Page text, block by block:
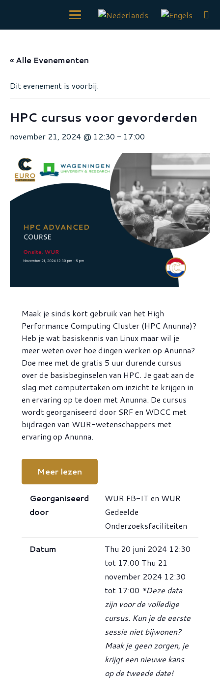
« Alle Evenementen
Dit evenement is voorbij.
HPC cursus voor gevorderden
november 21, 2024 @ 12:30 - 17:00
Maak je sinds kort gebruik van het High
Performance Computing Cluster (HPC Anunna)?
Heb je wat basiskennis van Linux maar wil je
meer weten over hoe dingen werken op Anunna?
Doe mee met de gratis 5 uur durende cursus
over de basisbeginselen van HPC. Je gaat aan de
slag met computertaken om inzicht te krijgen in
en ervaring op te doen met Anunna. De cursus
wordt georganiseerd door SRF en WDCC met
bijdragen van WUR-wetenschappers met
ervaring op Anunna.
Meer lezen
Georganiseerd
door
WUR FB-IT en WUR
Gedeelde
Onderzoeksfaciliteiten
Datum
Thu 20 juni 2024 12:30
tot 17:00 Thu 21
november 2024 12:30
tot 17:00 *Deze data
zijn voor de volledige
cursus. Kun je de eerste
sessie niet bijwonen?
Maak je geen zorgen, je
krijgt een nieuwe kans
op de tweede date!